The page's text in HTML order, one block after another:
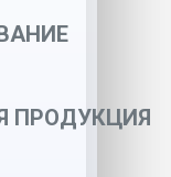
ПРОДУКЦИЯ